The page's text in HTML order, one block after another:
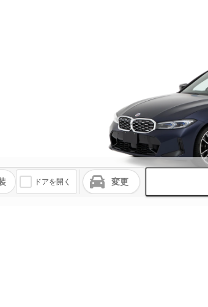
ドアを開く 変更